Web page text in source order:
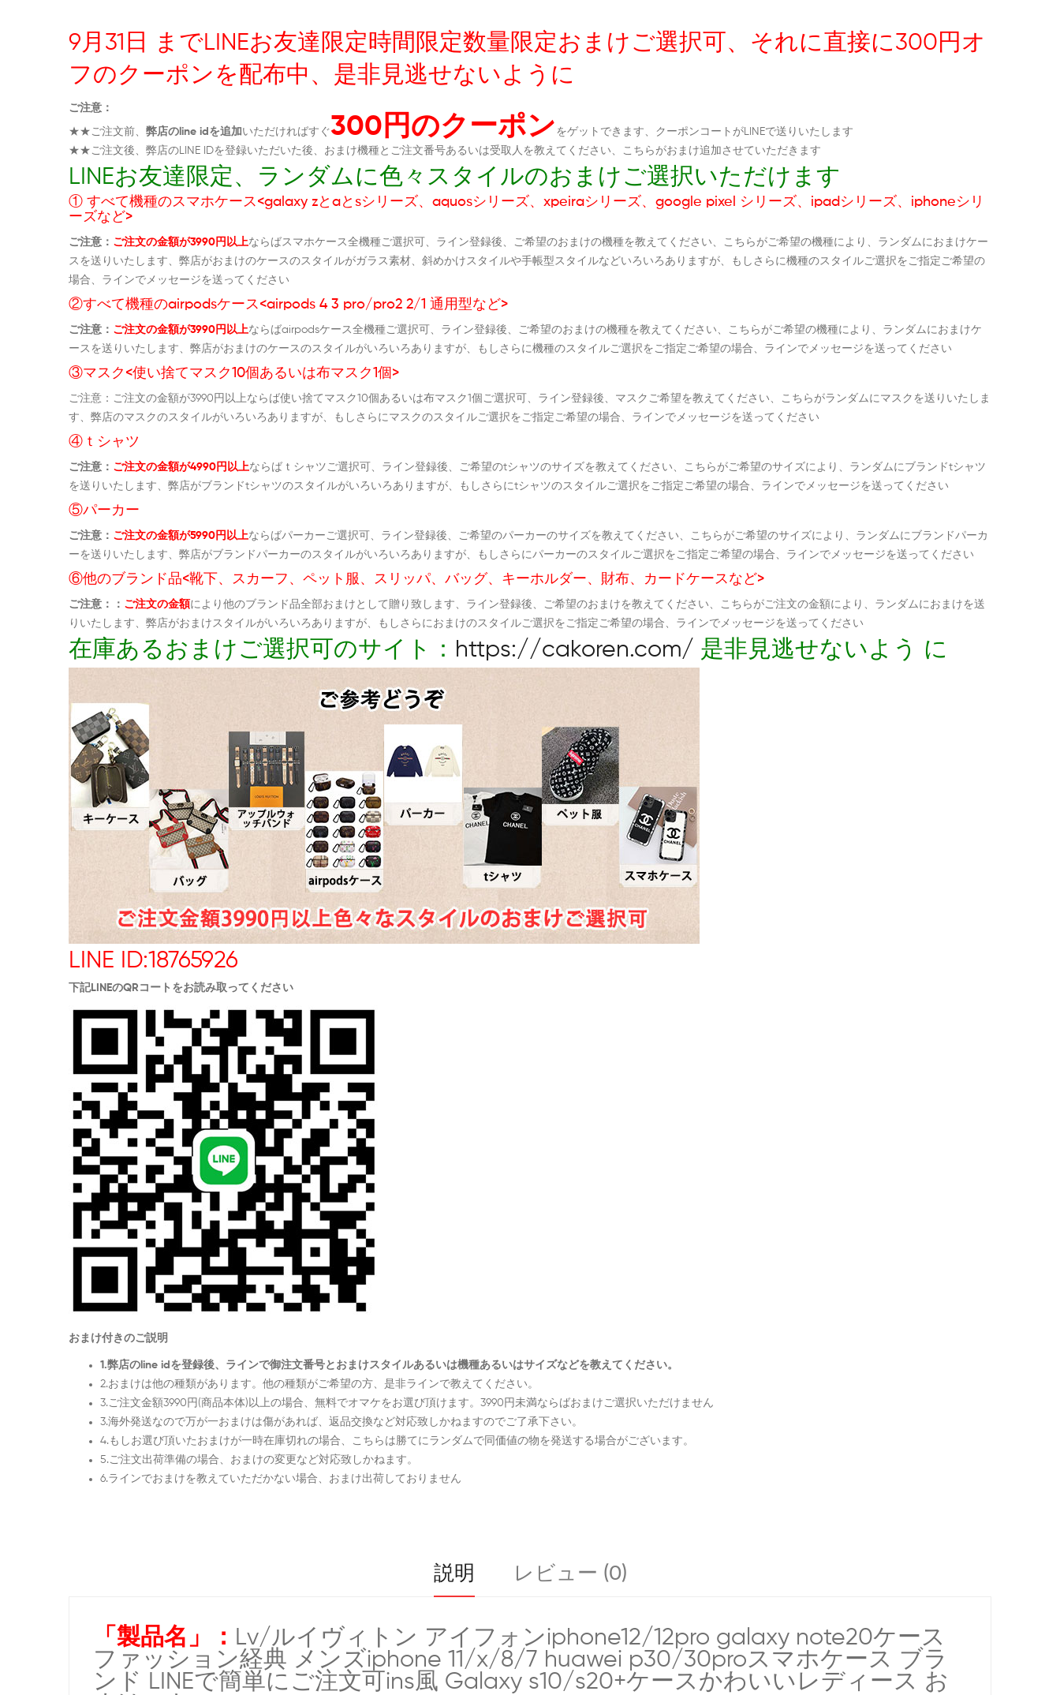
9月31日 までLINEお友達限定時間限定数量限定おまけご選択可、それに直接に300円オ
フのクーポンを配布中、是非見逃せないように
ご注意：
★★ご注文前、 弊店のline idを追加 いただければすぐ300円のクーポン をゲットできます、クーポンコートがLINEで送りいたします
★★ご注文後、弊店のLINE IDを登録いただいた後、おまけ機種とご注文番号あるいは受取人を教えてください、こちらがおまけ追加させていただきます
LINEお友達限定、ランダムに色々スタイルのおまけご選択いただけます
① すべて機種のスマホケース<galaxy zとaとsシリーズ、aquosシリーズ、xpeiraシリーズ、google pixel シリーズ、ipadシリーズ、iphoneシリ
ーズなど>
ご注意： ご注文の金額が3990円以上ならばスマホケース全機種ご選択可、ライン登録後、ご希望のおまけの機種を教えてください、こちらがご希望の機種により、ランダムにおまけケー
スを送りいたします、弊店がおまけのケースのスタイルがガラス素材、斜めかけスタイルや手帳型スタイルなどいろいろありますが、もしさらに機種のスタイルご選択をご指定ご希望の
場合、ラインでメッセージを送ってください
②すべて機種のairpodsケース<airpods 4 3 pro/pro2 2/1 通用型など>
ご注意： ご注文の金額が3990円以上ならばairpodsケース全機種ご選択可、ライン登録後、ご希望のおまけの機種を教えてください、こちらがご希望の機種により、ランダムにおまけケ
ースを送りいたします、弊店がおまけのケースのスタイルがいろいろありますが、もしさらに機種のスタイルご選択をご指定ご希望の場合、ラインでメッセージを送ってください
③マスク<使い捨てマスク10個あるいは布マスク1個>
ご注意：ご注文の金額が3990円以上ならば使い捨てマスク10個あるいは布マスク1個ご選択可、ライン登録後、マスクご希望を教えてください、こちらがランダムにマスクを送りいたしま
す、弊店のマスクのスタイルがいろいろありますが、もしさらにマスクのスタイルご選択をご指定ご希望の場合、ラインでメッセージを送ってください
④ｔシャツ
ご注意： ご注文の金額が4990円以上ならばｔシャツご選択可、ライン登録後、ご希望のtシャツのサイズを教えてください、こちらがご希望のサイズにより、ランダムにブランドtシャツ
を送りいたします、弊店がブランドtシャツのスタイルがいろいろありますが、もしさらにtシャツのスタイルご選択をご指定ご希望の場合、ラインでメッセージを送ってください
⑤パーカー
ご注意： ご注文の金額が5990円以上ならばパーカーご選択可、ライン登録後、ご希望のパーカーのサイズを教えてください、こちらがご希望のサイズにより、ランダムにブランドパーカ
ーを送りいたします、弊店がブランドパーカーのスタイルがいろいろありますが、もしさらにパーカーのスタイルご選択をご指定ご希望の場合、ラインでメッセージを送ってください
⑥他のブランド品<靴下、スカーフ、ペット服、スリッパ、バッグ、キーホルダー、財布、カードケースなど>
ご注意：： ご注文の金額により他のブランド品全部おまけとして贈り致します、ライン登録後、ご希望のおまけを教えてください、こちらがご注文の金額により、ランダムにおまけを送
りいたします、弊店がおまけスタイルがいろいろありますが、もしさらにおまけのスタイルご選択をご指定ご希望の場合、ラインでメッセージを送ってください
在庫あるおまけご選択可のサイト： https://cakoren.com/ 是非見逃せないよう に
LINE ID:18765926
下記LINEのQRコートをお読み取ってください
おまけ付きのご説明
1.弊店のline idを登録後、ラインで御注文番号とおまけスタイルあるいは機種あるいはサイズなどを教えてください。
2.おまけは他の種類があります。他の種類がご希望の方、是非ラインで教えてください。
3.ご注文金額3990円(商品本体)以上の場合、無料でオマケをお選び頂けます。3990円未満ならばおまけご選択いただけません
3.海外発送なので万が一おまけは傷があれば、返品交換など対応致しかねますのでご了承下さい。
4.もしお選び頂いたおまけが一時在庫切れの場合、こちらは勝てにランダムで同価値の物を発送する場合がございます。
5.ご注文出荷準備の場合、おまけの変更など対応致しかねます。
6.ラインでおまけを教えていただかない場合、おまけ出荷しておりません
説明 レビュー (0)
「製品名」： Lv/ルイヴィトン アイフォンiphone12/12pro galaxy note20ケース
ファッション経典 メンズiphone 11/x/8/7 huawei p30/30proスマホケース ブラ
ンド LINEで簡単にご注文可ins風 Galaxy s10/s20+ケースかわいいレディース お